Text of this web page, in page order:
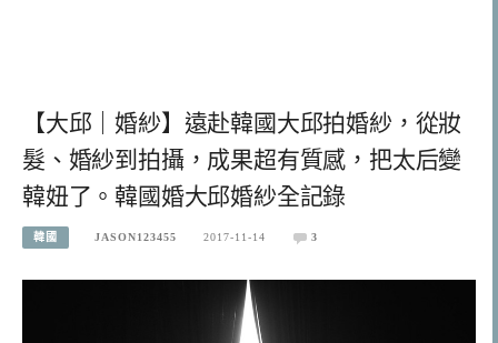
【大邱｜婚紗】遠赴韓國大邱拍婚紗，從妝
髮、婚紗到拍攝，成果超有質感，把太后變
韓妞了。韓國婚大邱婚紗全記錄
韓國 JASON123455 2017-11-14 3